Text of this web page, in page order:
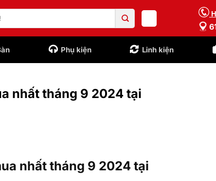
Phụ kiện Linh kiện
nhất tháng 9 2024 tại
nhất tháng 9 2024 tại